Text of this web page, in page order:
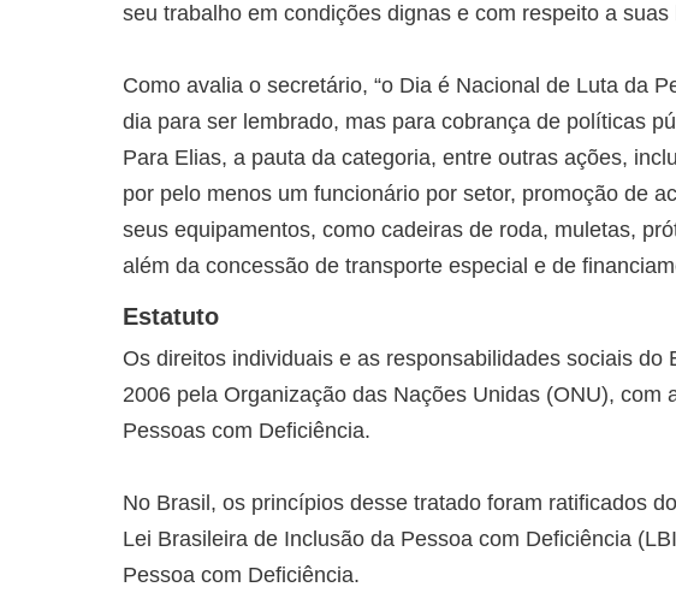
seu trabalho em condições dignas e com respeito a
Como avalia o secretário, “o Dia é Nacional de Luta da
dia para ser lembrado, mas para cobrança de políticas
Para Elias, a pauta da categoria, entre outras ações,
por pelo menos um funcionário por setor, promoção de
seus equipamentos, como cadeiras de roda, muletas,
além da concessão de transporte especial e de
Estatuto
Os direitos individuais e as responsabilidades sociais
2006 pela Organização das Nações Unidas (ONU),
Pessoas com Deficiência.
No Brasil, os princípios desse tratado foram ratificados
Lei Brasileira de Inclusão da Pessoa com Deficiência
Pessoa com Deficiência.